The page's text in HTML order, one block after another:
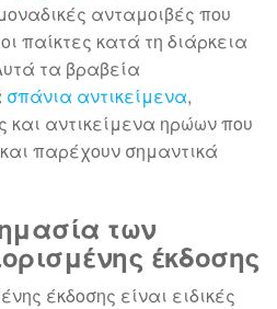
ανταμοιβές που
παίκτες κατά τη διάρκεια
τα βραβεία
σπάνια αντικείμενα,
και αντικείμενα ηρώων που
παρέχουν σημαντικά
των
έκδοσης
έκδοσης είναι ειδικές